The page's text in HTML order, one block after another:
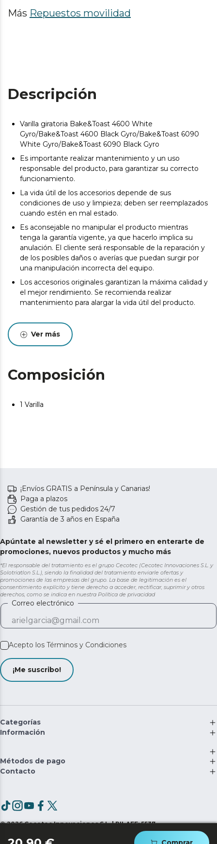
Más Repuestos movilidad
Descripción
Varilla giratoria Bake&Toast 4600 White
Gyro/Bake&Toast 4600 Black Gyro/Bake&Toast 6090
White Gyro/Bake&Toast 6090 Black Gyro
Es importante realizar mantenimiento y un uso
responsable del producto, para garantizar su correcto
funcionamiento.
La vida útil de los accesorios depende de sus
condiciones de uso y limpieza; deben ser reemplazados
cuando estén en mal estado.
Es aconsejable no manipular el producto mientras
tenga la garantía vigente, ya que hacerlo implica su
anulación. El cliente será responsable de la reparación y
de los posibles daños o averías que puedan surgir por
una manipulación incorrecta del equipo.
Los accesorios originales garantizan la máxima calidad y
el mejor rendimiento. Se recomienda realizar
mantenimiento para alargar la vida útil del producto.
Ver más
Composición
1 Varilla
¡Envíos GRATIS a Península y Canarias!
Paga a plazos
Gestión de tus pedidos 24/7
Garantía de 3 años en España
Apúntate al newsletter y sé el primero en enterarte de
promociones, nuevos productos y mucho más
*El responsable del tratamiento es el grupo Cecotec (Cecotec Innovaciones S.L. y
Solotriatlon S.L.), siendo la finalidad del tratamiento enviarle ofertas y
promociones de las empresas del grupo. La base de legitimación es el
consentimiento explícito y tiene derecho a acceder, rectificar, suprimir y otros
derechos, como se indica en nuestra Política de privacidad
Correo electrónico
Acepto los Términos y Condiciones
¡Me suscribo!
Categorías
Información
Métodos de pago
Contacto
©2026 Cecotec Innovaciones S.L. | RII-AEE: 5537